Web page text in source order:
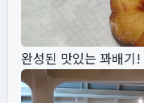
완성된 맛있는 꽈배기!